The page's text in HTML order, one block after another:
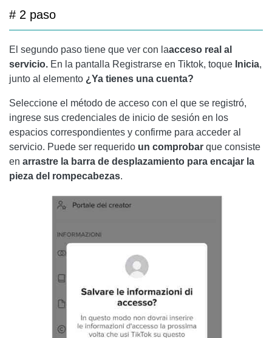
# 2 paso
El segundo paso tiene que ver con laacceso real al
servicio. En la pantalla Registrarse en Tiktok, toque Inicia,
junto al elemento ¿Ya tienes una cuenta?
Seleccione el método de acceso con el que se registró,
ingrese sus credenciales de inicio de sesión en los
espacios correspondientes y confirme para acceder al
servicio. Puede ser requerido un comprobar que consiste
en arrastre la barra de desplazamiento para encajar la
pieza del rompecabezas.